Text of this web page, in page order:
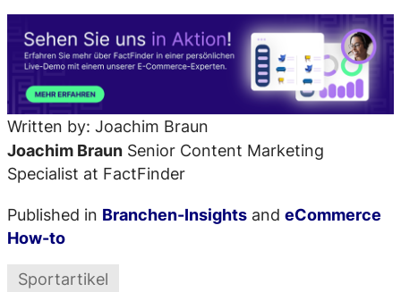
Written by: Joachim Braun
Joachim Braun Senior Content Marketing
Specialist at FactFinder
Published in Branchen-Insights and eCommerce
How-to
Sportartikel